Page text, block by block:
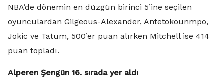
NBA’de dönemin en düzgün birinci 5’ine seçilen
oyunculardan Gilgeous-Alexander, Antetokounmpo,
Jokic ve Tatum, 500’er puan alırken Mitchell ise 414
puan topladı.
Alperen Şengün 16. sırada yer aldı